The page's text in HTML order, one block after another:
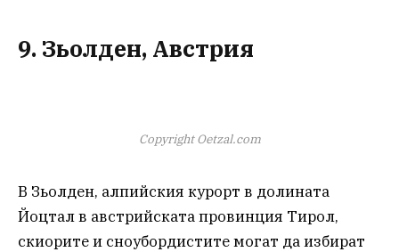
9. Зьолден, Австрия
Copyright Oetzal.com
В Зьолден, алпийския курорт в долината
Йоцтал в австрийската провинция Тирол,
скиорите и сноубордистите могат да избират